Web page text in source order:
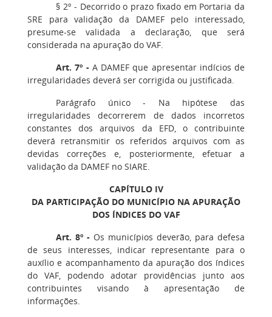
§ 2º - Decorrido o prazo fixado em Portaria da
SRE para validação da DAMEF pelo interessado,
presume-se validada a declaração, que será
considerada na apuração do VAF.
Art. 7º - A DAMEF que apresentar indícios de
irregularidades deverá ser corrigida ou justificada.
Parágrafo único - Na hipótese das
irregularidades decorrerem de dados incorretos
constantes dos arquivos da EFD, o contribuinte
deverá retransmitir os referidos arquivos com as
devidas correções e, posteriormente, efetuar a
validação da DAMEF no SIARE.
CAPÍTULO IV
DA PARTICIPAÇÃO DO MUNICÍPIO NA APURAÇÃO
DOS ÍNDICES DO VAF
Art. 8º - Os municípios deverão, para defesa
de seus interesses, indicar representante para o
auxílio e acompanhamento da apuração dos índices
do VAF, podendo adotar providências junto aos
contribuintes visando à apresentação de
informações.